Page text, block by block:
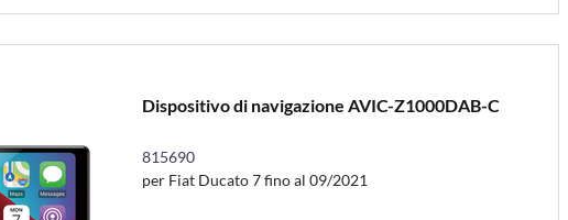
Dispositivo di navigazione AVIC-Z1000DAB-C
815690
per Fiat Ducato 7 fino al 09/2021